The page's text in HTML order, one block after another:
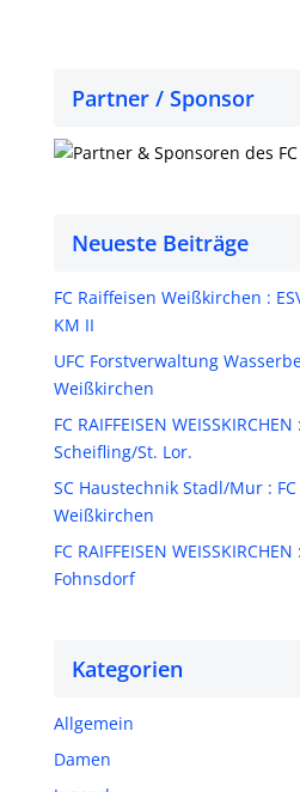
Partner / Sponsor
Neueste Beiträge
FC Raiffeisen Weißkirchen :
KM II
UFC Forstverwaltung
Weißkirchen
FC RAIFFEISEN
Scheifling/St. Lor.
SC Haustechnik Stadl/Mur :
Weißkirchen
FC RAIFFEISEN WEISSKIRCHEN
Fohnsdorf
Kategorien
Allgemein
Damen